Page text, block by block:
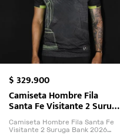
$329.900
Camiseta Hombre Fila
Santa Fe Visitante 2 Suruga
Bank 2026
Camiseta Hombre Fila Santa Fe
Visitante 2 Suruga Bank 2026